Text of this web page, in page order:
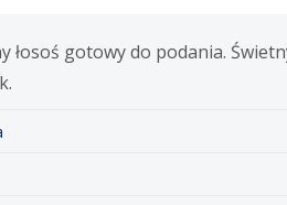
łosoś gotowy do podania.